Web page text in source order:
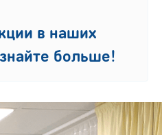
в наших
больше!